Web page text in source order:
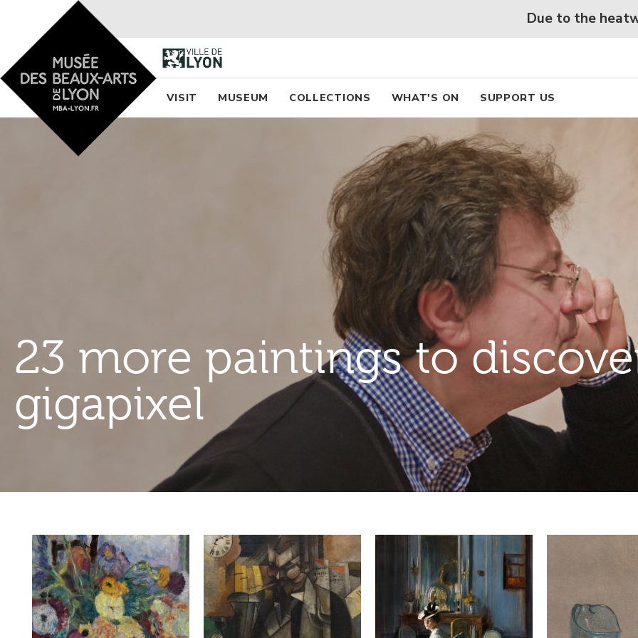
Accueil - Site musée des beaux arts de Lyon
Due to the heatwave, free access
Menu principal
VISIT MUSEUM COLLECTIONS WHAT'S ON SUPPORT US
23 more paintings to
gigapixel
Contenu